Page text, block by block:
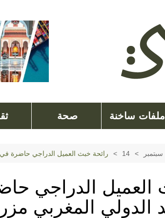
ملفات ساخنة صحة
سبتمبر 14 رائحة خبث العميل الدراجي حاضرة
العميل الدراجي
الدولي المغربي